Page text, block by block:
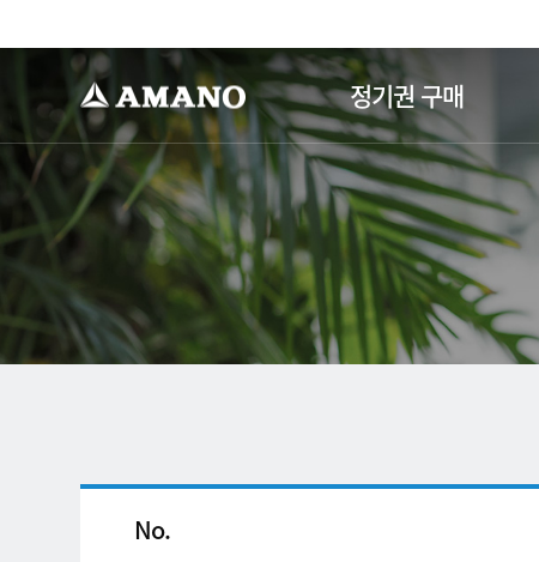
정기권 구매
No.